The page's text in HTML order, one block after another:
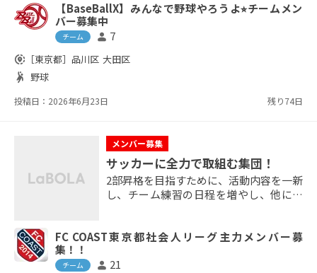
不問！ 純粋に楽しみたい心があれば、ど
なたでも参加できます。 ◆こんな人にぴ
ったり ・野球からしばらく離れていたけ
ど、また始めたい ・ガチより、みんなで
ワイワイ楽しみたい ・上京したてで友達
理せず、続けられるチームを探している...
【BaseBallX】みんなで野球やろうよ⭐︎チームメン
バー募集中
チーム person 7
share_location ［東京都］ 品川区 大田区
sports_handball 野球
投稿日：2026年6月23日 残り74日
メンバー募集
サッカーに全力で取組む集団！
2部昇格を目指すために、活動内容を一新
し、チーム練習の日程を増やし、他にも
集中です！！ ※練習参加型のためお気軽
FC COAST東京都社会人リーグ主力メンバー募
集！！
チーム person 21